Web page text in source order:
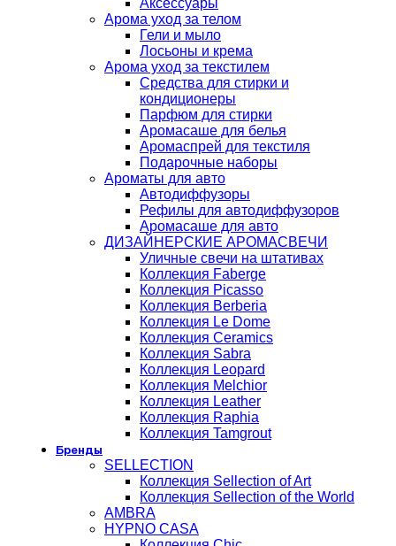
Аксессуары
Арома уход за телом
Гели и мыло
Лосьоны и крема
Арома уход за текстилем
Средства для стирки и
кондиционеры
Парфюм для стирки
Аромасаше для белья
Аромаспрей для текстиля
Подарочные наборы
Ароматы для авто
Автодиффузоры
Рефилы для автодиффузоров
Аромасаше для авто
ДИЗАЙНЕРСКИЕ АРОМАСВЕЧИ
Уличные свечи на штативах
Коллекция Faberge
Коллекция Picasso
Коллекция Berberia
Коллекция Le Dome
Коллекция Ceramics
Коллекция Sabra
Коллекция Leopard
Коллекция Melchior
Коллекция Leather
Коллекция Raphia
Коллекция Tamgrout
Бренды
SELLECTION
Коллекция Sellection of Art
Коллекция Sellection of the World
AMBRA
HYPNO CASA